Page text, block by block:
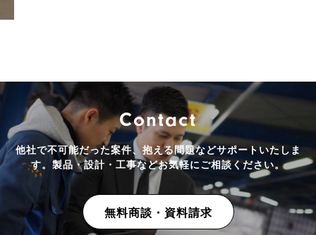
Contact
他社で不可能だった案件、抱える問題などサポートいたしま
す。 製品・設計・工事などお気軽にご相談ください。
無料商談・資料請求